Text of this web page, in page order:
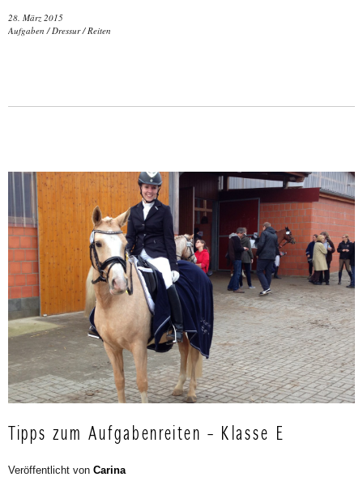
28. März 2015
Aufgaben /Dressur/Reiten
Tipps zum Aufgabenreiten – Klasse E
Veröffentlicht von Carina